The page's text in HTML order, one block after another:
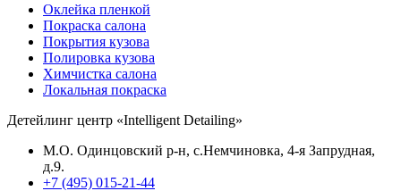
Оклейка пленкой
Покраска салона
Покрытия кузова
Полировка кузова
Химчистка салона
Локальная покраска
Детейлинг центр «Intelligent Detailing»
М.О. Одинцовский р-н, с.Немчиновка, 4-я Запрудная,
д.9.
+7 (495) 015-21-44